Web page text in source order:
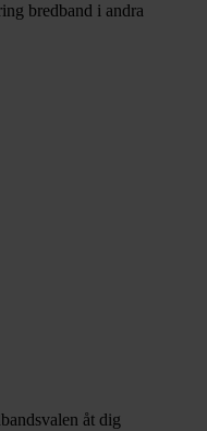
bredband i andra
åt dig